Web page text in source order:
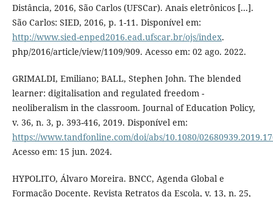
Distância, 2016, São Carlos (UFSCar). Anais eletrônicos [...].
São Carlos: SIED, 2016, p. 1-11. Disponível em:
http://www.sied-enped2016.ead.ufscar.br/ojs/index.
php/2016/article/view/1109/909. Acesso em: 02 ago. 2022.
GRIMALDI, Emiliano; BALL, Stephen John. The blended
learner: digitalisation and regulated freedom -
neoliberalism in the classroom. Journal of Education Policy,
v. 36, n. 3, p. 393-416, 2019. Disponível em:
https://www.tandfonline.com/doi/abs/10.1080/
Acesso em: 15 jun. 2024.
HYPOLITO, Álvaro Moreira. BNCC, Agenda Global e
Formação Docente. Revista Retratos da Escola, v. 13, n. 25,